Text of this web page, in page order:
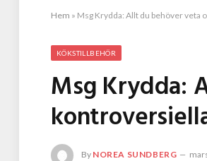
Hem » Msg Krydda: Allt du behöver
KÖKSTILLBEHÖR
Msg Krydda:
By NOREA SUNDBERG